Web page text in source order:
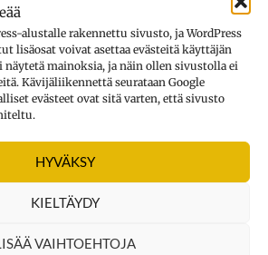
alustalle rakennettu sivusto, ja WordPress
lisäosat voivat asettaa evästeitä käyttäjän
näytetä mainoksia, ja näin ollen sivustolla ei
Kävijäliikennettä seurataan Google
evästeet ovat sitä varten, että sivusto
HYVÄKSY
KIELTÄYDY
VAIHTOEHTOJA
kannustaa rehellisyyteen
,Keho ja mieli